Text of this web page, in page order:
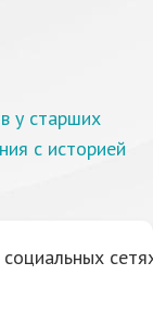
у старших
с историей